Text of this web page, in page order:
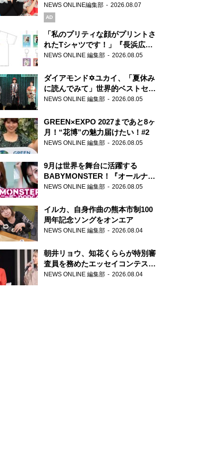
録で素顔全開！
NEWS ONLINE編集部 2026.08.07
AD
「私のプリティな顔がプリントさ
れたTシャツです！」『長浜広奈
天下無双』初の番組グッズ発売
NEWS ONLINE 編集部 2026.08.05
ダイアモンド✡ユカイ、「夏休み
に読んでみて」世界的ベストセラ
ー『アナスタシア』を紹介
NEWS ONLINE 編集部 2026.08.05
GREEN×EXPO 2027まであと8ヶ
月！“花博”の魅力届けたい！#2
NEWS ONLINE 編集部 2026.08.05
9月は世界を舞台に活躍する
BABYMONSTER！『オールナイ
トニッポンPODCAST』月替わり
NEWS ONLINE 編集部 2026.08.05
イルカ、自身作曲の熊本市制100
周年記念ソングをオンエア
NEWS ONLINE 編集部 2026.08.04
朝井リョウ、知花くららが特別審
査員を務めたエッセイコンテスト
の特別番組「#いまあなたに伝え
NEWS ONLINE 編集部 2026.08.04